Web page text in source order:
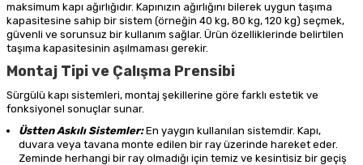
maksimum kapı ağırlığıdır. Kapınızın ağırlığını bilerek uygun taşıma
kapasitesine sahip bir sistem (örneğin 40 kg, 80 kg, 120 kg) seçmek,
güvenli ve sorunsuz bir kullanım sağlar. Ürün özelliklerinde belirtilen
taşıma kapasitesinin aşılmaması gerekir.
Montaj Tipi ve Çalışma Prensibi
Sürgülü kapı sistemleri, montaj şekillerine göre farklı estetik ve
fonksiyonel sonuçlar sunar.
Üstten Askılı Sistemler:En yaygın kullanılan sistemdir. Kapı,
duvara veya tavana monte edilen bir ray üzerinde hareket eder.
Zeminde herhangi bir ray olmadığı için temiz ve kesintisiz bir geçiş